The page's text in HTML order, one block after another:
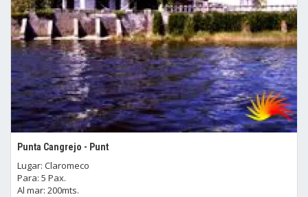
Punta Cangrejo - Punt
Lugar: Claromeco
Para: 5 Pax.
Al mar: 200mts.